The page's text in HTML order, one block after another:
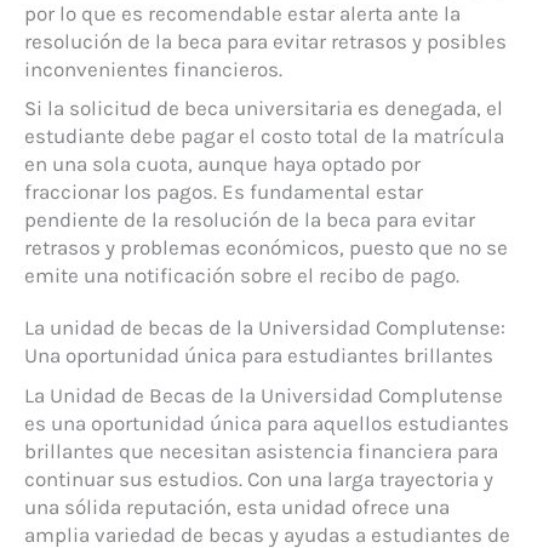
por lo que es recomendable estar alerta ante la
resolución de la beca para evitar retrasos y posibles
inconvenientes financieros.
Si la solicitud de beca universitaria es denegada, el
estudiante debe pagar el costo total de la matrícula
en una sola cuota, aunque haya optado por
fraccionar los pagos. Es fundamental estar
pendiente de la resolución de la beca para evitar
retrasos y problemas económicos, puesto que no se
emite una notificación sobre el recibo de pago.
La unidad de becas de la Universidad Complutense:
Una oportunidad única para estudiantes brillantes
La Unidad de Becas de la Universidad Complutense
es una oportunidad única para aquellos estudiantes
brillantes que necesitan asistencia financiera para
continuar sus estudios. Con una larga trayectoria y
una sólida reputación, esta unidad ofrece una
amplia variedad de becas y ayudas a estudiantes de